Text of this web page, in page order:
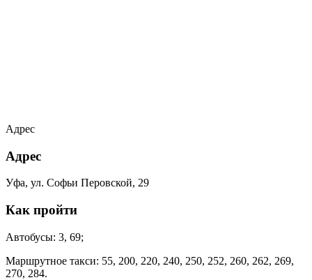
Адрес
Адрес
Уфа, ул. Софьи Перовской, 29
Как пройти
Автобусы: 3, 69;
Маршрутное такси: 55, 200, 220, 240, 250, 252, 260, 262, 269,
270, 284.